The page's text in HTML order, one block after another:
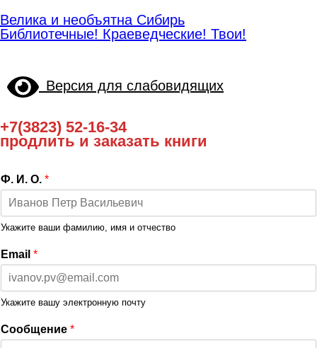
Велика и необъятна Сибирь
Библиотечные! Краеведческие! Твои!
Версия для слабовидящих
+7(3823) 52-16-34
продлить и заказать книги
Ф. И. О. *
Укажите ваши фамилию, имя и отчество
Email *
Укажите вашу электронную почту
Сообщение *